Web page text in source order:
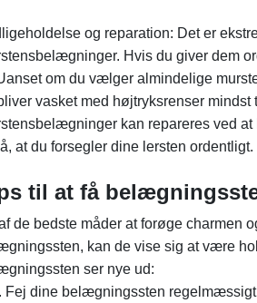
og reparation: Det er
Hvis du giver dem
om du vælger almindelige
vasket med højtryksrenser
kan repareres ved
at du forsegler dine lersten ordentligt.
til at få
de bedste måder at forøge charmen
kan de vise sig at være
ser nye ud:
Fej dine belægningssten